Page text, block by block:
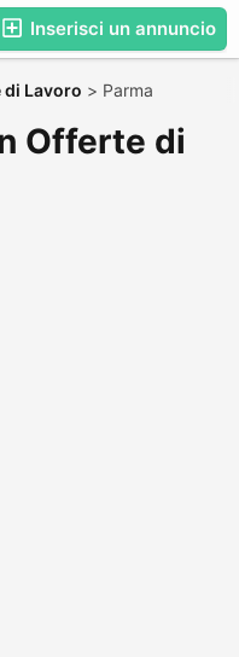
Inserisci un annuncio
di Lavoro > Parma
Offerte di